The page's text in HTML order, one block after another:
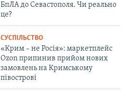
БпЛА до Севастополя. Чи реально
це?
СУСПІЛЬСТВО
«Крим – не Росія»: маркетплейс
Ozon припинив прийом нових
замовлень на Кримському
півострові